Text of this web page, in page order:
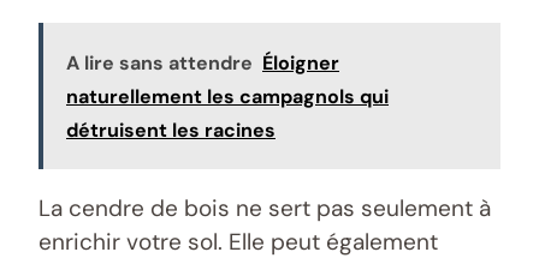
A lire sans attendre Éloigner
naturellement les campagnols qui
détruisent les racines
La cendre de bois ne sert pas seulement à
enrichir votre sol. Elle peut également